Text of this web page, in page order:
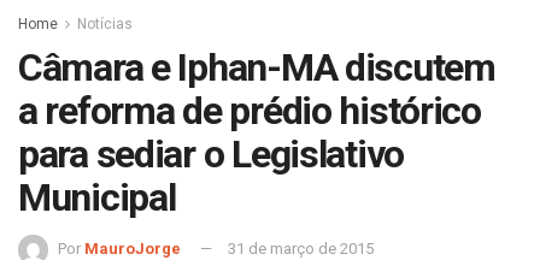
Home Notícias
Câmara e Iphan-MA discutem
a reforma de prédio histórico
para sediar o Legislativo
Municipal
Por MauroJorge 31 de março de 2015